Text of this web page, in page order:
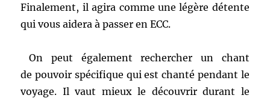
Finalement, il agira comme une légère détente
qui vous aidera à passer en ECC.
On peut également rechercher un chant
de pouvoir spécifique qui est chanté pendant le
voyage. Il vaut mieux le découvrir durant le